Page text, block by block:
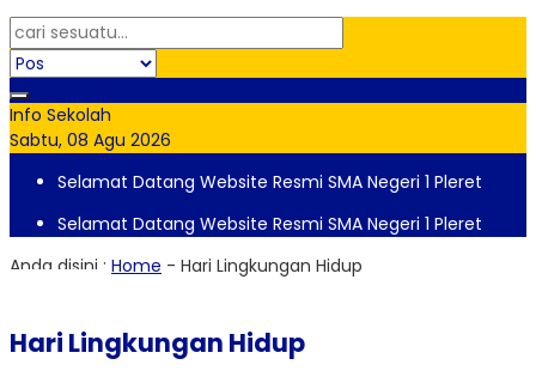
Info Sekolah
Sabtu, 08 Agu 2026
Selamat Datang Website Resmi SMA Negeri 1 Pleret
Selamat Datang Website Resmi SMA Negeri 1 Pleret
Anda disini : Home - Hari Lingkungan Hidup
Hari Lingkungan Hidup